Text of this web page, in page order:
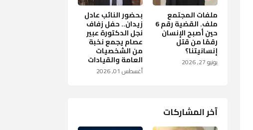
ملفات المجتمع
ملف. القضية رقم 6
حين أصبح الإنسان
رقمًا من قتل
إنسانيتنا؟
يونيو 27, 2026
بحضور النائب عادل
زيدان.. حفل زفاف
نجل الدكتورة عبير
عصام يجمع نخبة
من الشخصيات
العامة والقيادات
أغسطس 01, 2026
آخر المشاركات